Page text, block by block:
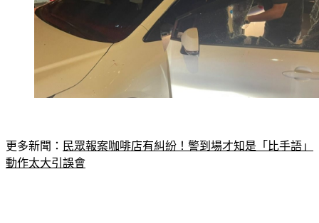
更多新聞： 民眾報案咖啡店有糾紛！警到場才知是「比手語」
動作太大引誤會